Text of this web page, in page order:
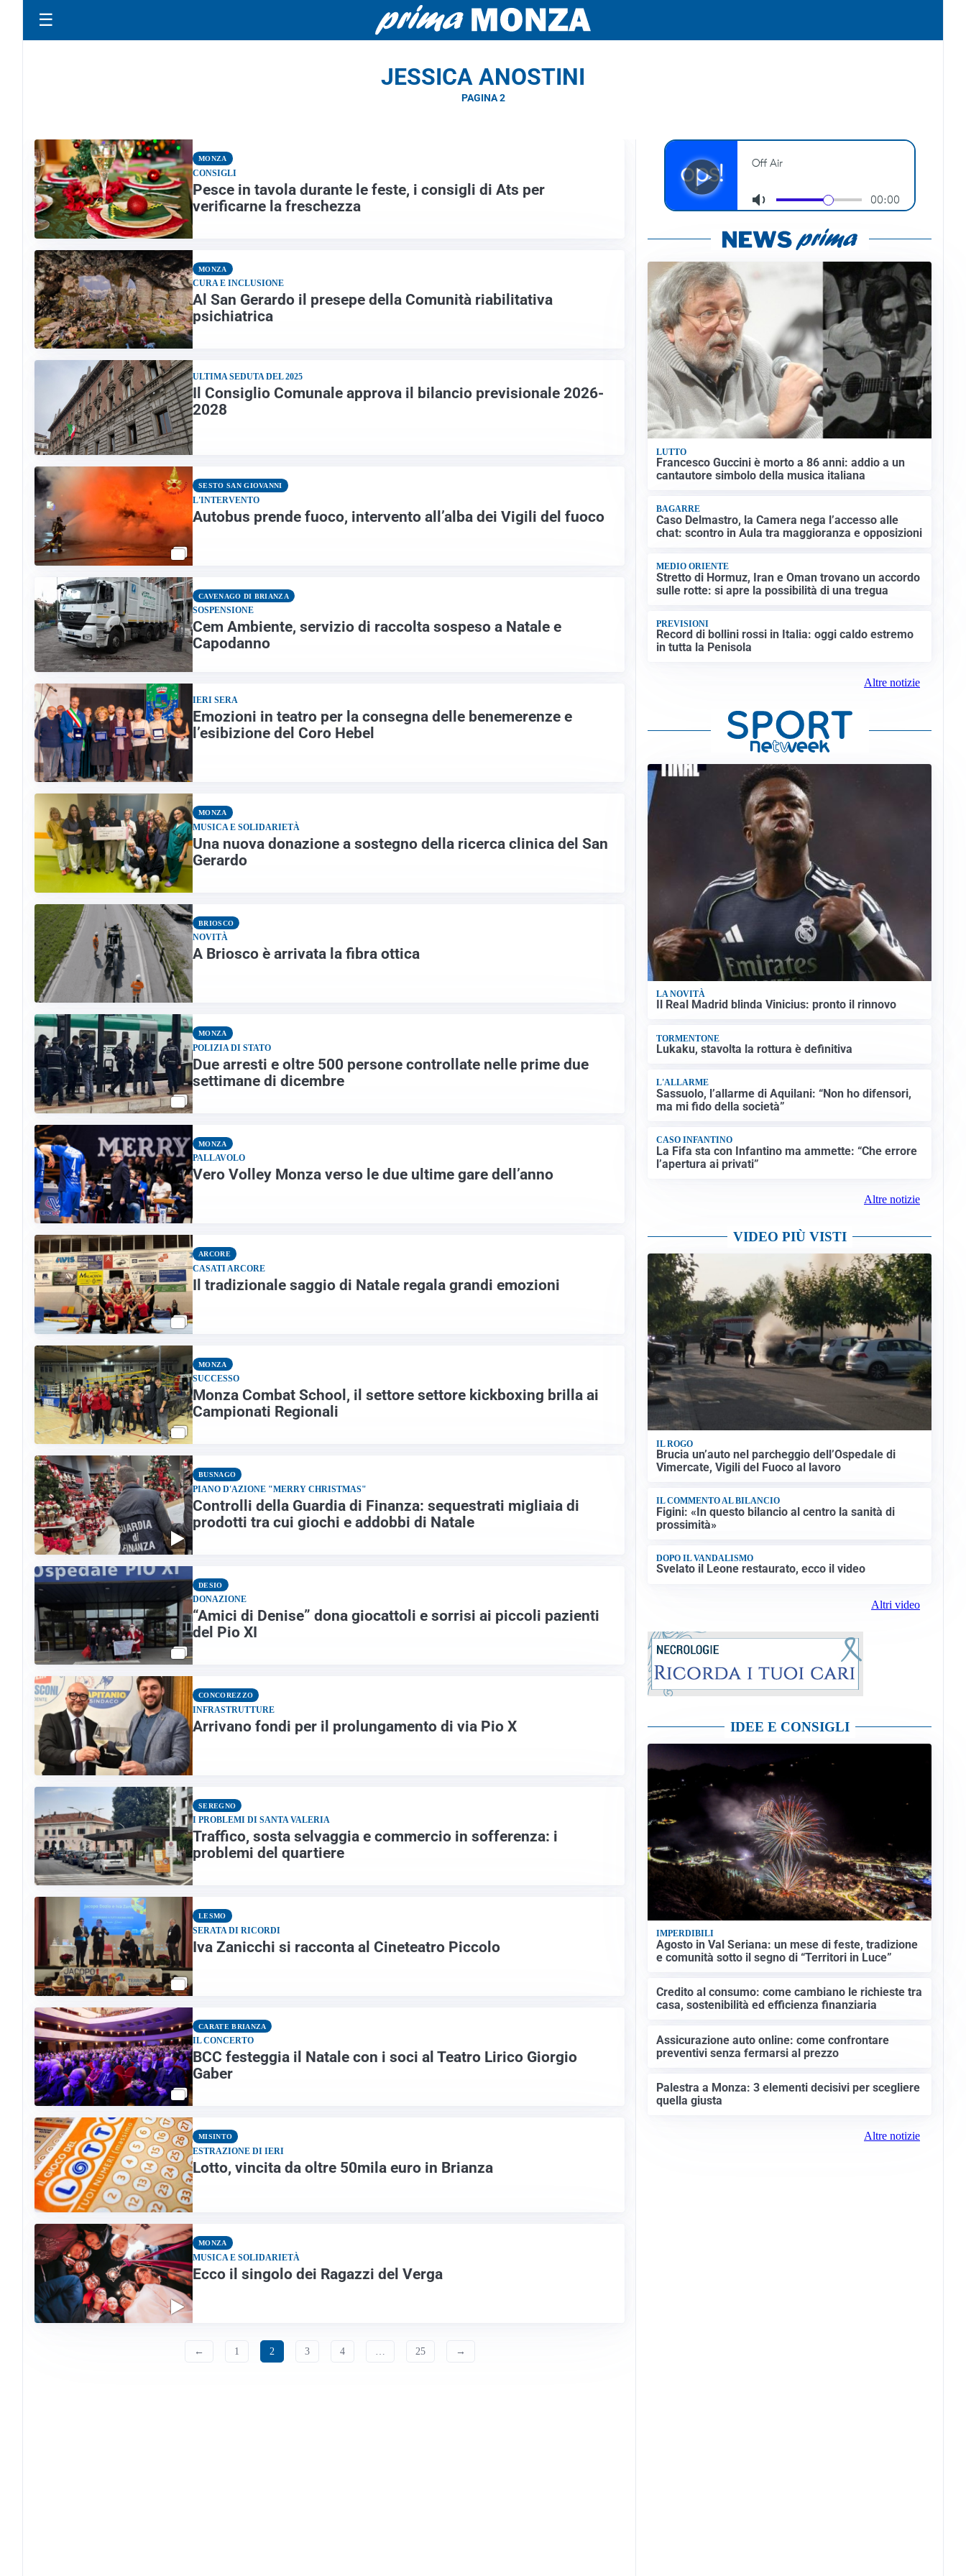
☰
JESSICA ANOSTINI
PAGINA 2
MONZA
CONSIGLI
Pesce in tavola durante le feste, i consigli di Ats per
verificarne la freschezza
MONZA
CURA E INCLUSIONE
Al San Gerardo il presepe della Comunità riabilitativa
psichiatrica
ULTIMA SEDUTA DEL 2025
Il Consiglio Comunale approva il bilancio previsionale 2026-
2028
SESTO SAN GIOVANNI
L'INTERVENTO
Autobus prende fuoco, intervento all’alba dei Vigili del fuoco
CAVENAGO DI BRIANZA
SOSPENSIONE
Cem Ambiente, servizio di raccolta sospeso a Natale e
Capodanno
IERI SERA
Emozioni in teatro per la consegna delle benemerenze e
l’esibizione del Coro Hebel
MONZA
MUSICA E SOLIDARIETÀ
Una nuova donazione a sostegno della ricerca clinica del San
Gerardo
BRIOSCO
NOVITÀ
A Briosco è arrivata la fibra ottica
MONZA
POLIZIA DI STATO
Due arresti e oltre 500 persone controllate nelle prime due
settimane di dicembre
MONZA
PALLAVOLO
Vero Volley Monza verso le due ultime gare dell’anno
ARCORE
CASATI ARCORE
Il tradizionale saggio di Natale regala grandi emozioni
MONZA
SUCCESSO
Monza Combat School, il settore settore kickboxing brilla ai
Campionati Regionali
BUSNAGO
PIANO D'AZIONE "MERRY CHRISTMAS"
Controlli della Guardia di Finanza: sequestrati migliaia di
prodotti tra cui giochi e addobbi di Natale
DESIO
DONAZIONE
“Amici di Denise” dona giocattoli e sorrisi ai piccoli pazienti
del Pio XI
CONCOREZZO
INFRASTRUTTURE
Arrivano fondi per il prolungamento di via Pio X
SEREGNO
I PROBLEMI DI SANTA VALERIA
Traffico, sosta selvaggia e commercio in sofferenza: i
problemi del quartiere
LESMO
SERATA DI RICORDI
Iva Zanicchi si racconta al Cineteatro Piccolo
CARATE BRIANZA
IL CONCERTO
BCC festeggia il Natale con i soci al Teatro Lirico Giorgio
Gaber
MISINTO
ESTRAZIONE DI IERI
Lotto, vincita da oltre 50mila euro in Brianza
MONZA
MUSICA E SOLIDARIETÀ
Ecco il singolo dei Ragazzi del Verga
← 1 2 3 4 25 →
LUTTO
Francesco Guccini è morto a 86 anni: addio a un
cantautore simbolo della musica italiana
BAGARRE
Caso Delmastro, la Camera nega l’accesso alle
chat: scontro in Aula tra maggioranza e opposizioni
MEDIO ORIENTE
Stretto di Hormuz, Iran e Oman trovano un accordo
sulle rotte: si apre la possibilità di una tregua
PREVISIONI
Record di bollini rossi in Italia: oggi caldo estremo
in tutta la Penisola
Altre notizie
LA NOVITÀ
Il Real Madrid blinda Vinicius: pronto il rinnovo
TORMENTONE
Lukaku, stavolta la rottura è definitiva
L'ALLARME
Sassuolo, l’allarme di Aquilani: “Non ho difensori,
ma mi fido della società”
CASO INFANTINO
La Fifa sta con Infantino ma ammette: “Che errore
l’apertura ai privati”
Altre notizie
VIDEO PIÙ VISTI
IL ROGO
Brucia un’auto nel parcheggio dell’Ospedale di
Vimercate, Vigili del Fuoco al lavoro
IL COMMENTO AL BILANCIO
Figini: «In questo bilancio al centro la sanità di
prossimità»
DOPO IL VANDALISMO
Svelato il Leone restaurato, ecco il video
Altri video
IDEE E CONSIGLI
IMPERDIBILI
Agosto in Val Seriana: un mese di feste, tradizione
e comunità sotto il segno di “Territori in Luce”
Credito al consumo: come cambiano le richieste tra
casa, sostenibilità ed efficienza finanziaria
Assicurazione auto online: come confrontare
preventivi senza fermarsi al prezzo
Palestra a Monza: 3 elementi decisivi per scegliere
quella giusta
Altre notizie